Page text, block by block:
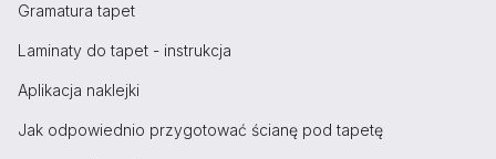
Gramatura tapet
Laminaty do tapet - instrukcja
Aplikacja naklejki
Jak odpowiednio przygotować ścianę pod tapetę